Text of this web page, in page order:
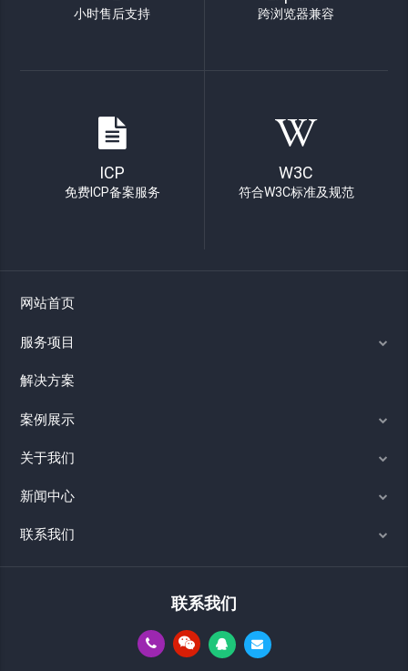
小时售后支持 跨浏览器兼容
ICP
免费ICP备案服务
W3C
符合W3C标准及规范
网站首页
服务项目
解决方案
案例展示
关于我们
新闻中心
联系我们
联系我们